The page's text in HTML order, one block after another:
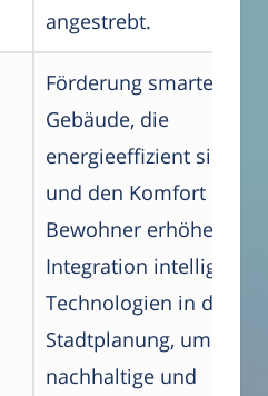
angestrebt.
Förderung smarter
Gebäude, die
energieeffizient sind
und den Komfort der
Bewohner erhöhen.
Integration intelligenter
Technologien in die
Stadtplanung, um
nachhaltige und